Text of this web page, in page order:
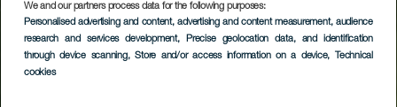
We and our partners process data for the following purposes:
Personalised advertising and content, advertising and content measurement, audience
research and services development, Precise geolocation data, and identification
through device scanning, Store and/or access information on a device, Technical
cookies